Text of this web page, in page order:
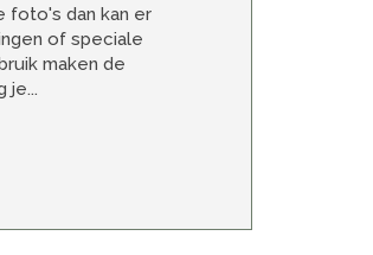
foto's dan kan er
of speciale
maken de
je...